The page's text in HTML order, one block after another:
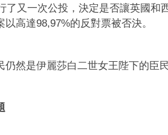
了又一次公投，決定是否讓英國和
高達98,97%的反對票被否決。
仍然是伊麗莎白二世女王陛下的臣